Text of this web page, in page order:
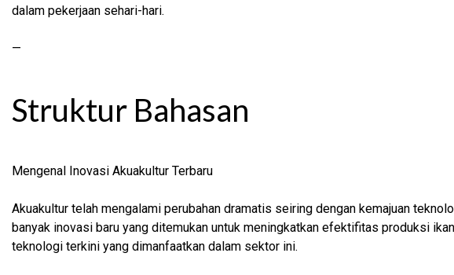
dalam pekerjaan sehari-hari.
—
Struktur Bahasan
Mengenal Inovasi Akuakultur Terbaru
Akuakultur telah mengalami perubahan dramatis seiring dengan kemajuan
banyak inovasi baru yang ditemukan untuk meningkatkan efektifitas produksi
teknologi terkini yang dimanfaatkan dalam sektor ini.